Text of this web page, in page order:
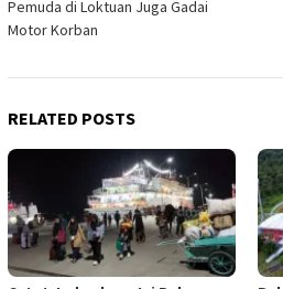
Pemuda di Loktuan Juga Gadai
Motor Korban
RELATED POSTS